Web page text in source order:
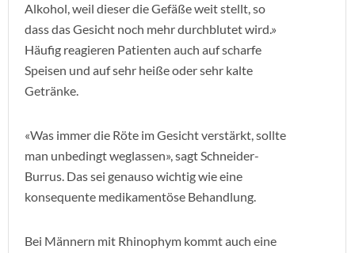
Alkohol, weil dieser die Gefäße weit stellt, so
dass das Gesicht noch mehr durchblutet wird.»
Häufig reagieren Patienten auch auf scharfe
Speisen und auf sehr heiße oder sehr kalte
Getränke.
«Was immer die Röte im Gesicht verstärkt, sollte
man unbedingt weglassen», sagt Schneider-
Burrus. Das sei genauso wichtig wie eine
konsequente medikamentöse Behandlung.
Bei Männern mit Rhinophym kommt auch eine